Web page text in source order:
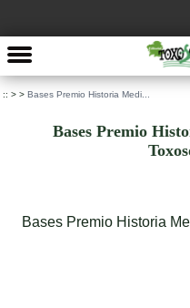
:: > > Bases Premio Historia Medi...
Bases Premio
Bases Premio Historia